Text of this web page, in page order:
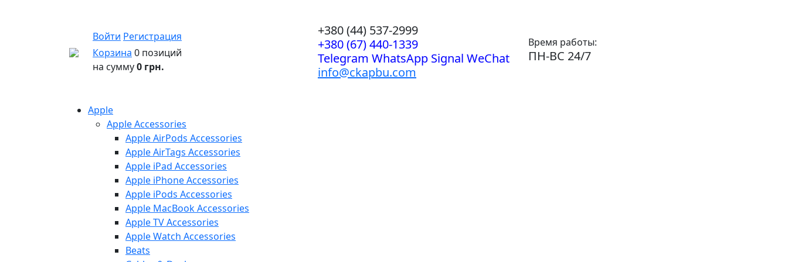
Войти Регистрация
Корзина 0 позиций
на сумму0 грн.
+380 (44) 537-2999
+380 (67) 440-1339
Telegram WhatsApp Signal WeChat
info@ckapbu.com
Время работы:
ПН-ВС 24/7
Apple
Apple Accessories
Apple AirPods Accessories
Apple AirTags Accessories
Apple iPad Accessories
Apple iPhone Accessories
Apple iPods Accessories
Apple MacBook Accessories
Apple TV Accessories
Apple Watch Accessories
Beats